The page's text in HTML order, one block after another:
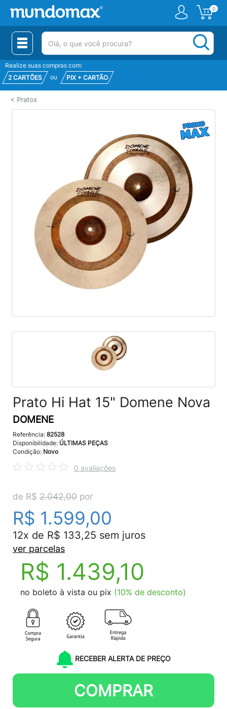
0
(pesquisar)
Realize suas compras com:
2 CARTÕES
ou PIX + CARTÃO
< Pratos
Prato Hi Hat 15" Domene Nova
DOMENE
Referência: 82528
Disponibilidade: ÚLTIMAS PEÇAS
Condição: Novo
0 avaliações
de R$ 2.042,00 por
R$ 1.599,00
12x de R$ 133,25 sem juros
ver parcelas
R$ 1.439,10
no boleto à vista ou pix (10% de desconto)
RECEBER ALERTA DE PREÇO
COMPRAR